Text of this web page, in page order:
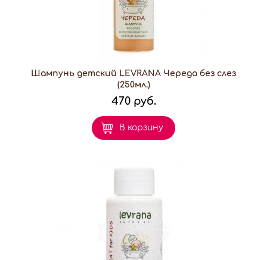
Шампунь детский LEVRANA Череда без слез
(250мл.)
470 руб.
В корзину